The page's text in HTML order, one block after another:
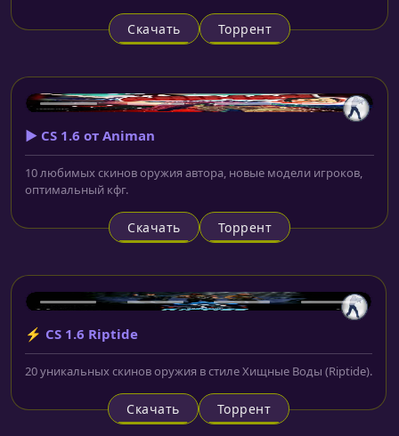
Скачать Торрент
▶️ CS 1.6 от Animan
10 любимых скинов оружия автора, новые модели игроков,
оптимальный кфг.
Скачать Торрент
⚡ CS 1.6 Riptide
20 уникальных скинов оружия в стиле Хищные Воды (Riptide).
Скачать Торрент